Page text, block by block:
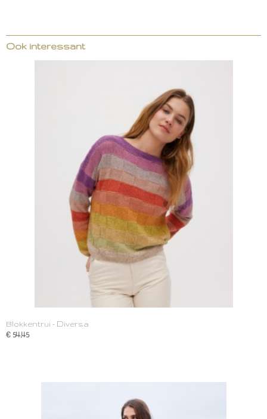
Ook interessant
Blokkentrui - Diversa
€ 54,45